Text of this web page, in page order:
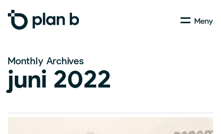
main
Menu
Monthly Archives
juni 2022